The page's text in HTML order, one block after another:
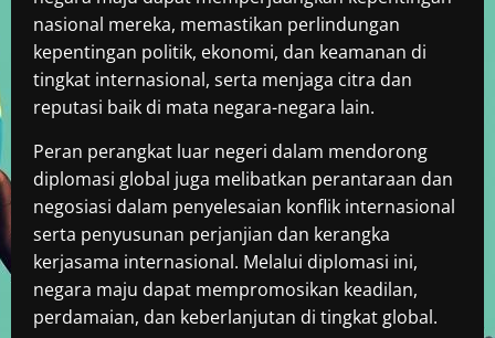
nasional mereka, memastikan perlindungan
kepentingan politik, ekonomi, dan keamanan di
tingkat internasional, serta menjaga citra dan
reputasi baik di mata negara-negara lain.
Peran perangkat luar negeri dalam mendorong
diplomasi global juga melibatkan perantaraan dan
negosiasi dalam penyelesaian konflik internasional
serta penyusunan perjanjian dan kerangka
kerjasama internasional. Melalui diplomasi ini,
negara maju dapat mempromosikan keadilan,
perdamaian, dan keberlanjutan di tingkat global.